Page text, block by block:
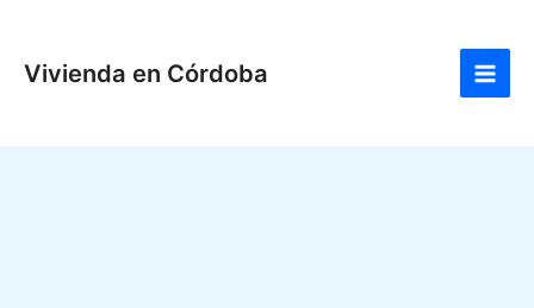
contenido
Vivienda en Córdoba